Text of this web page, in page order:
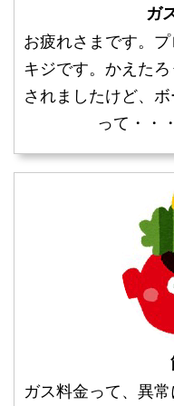
ガ
お疲れさまです。
キジです。かえた
されましたけど、
って・・
ガス料金って、異